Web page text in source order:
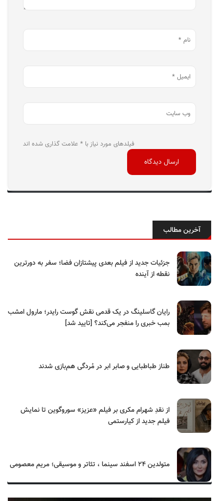
فیلدهای مورد نیاز با * علامت گذاری شده اند
آخرین مطالب
جزئیات جدید از فیلم بعدی پیشتازان فضا؛ سفر به دورترین
نقطه از آینده
رایان گاسلینگ در یک قدمی نقش گوست رایدر؛ مارول امشب
بمب خبری را منفجر می‌کند؟ [تایید شد]
طناز طباطبایی و صابر ابر در مُردگی هم‌بازی شدند
از نقدِ شهرام مکری بر فیلم «عزیز» سوروگوین تا نمایش
فیلم جدید از کیارستمی
متولدین ۲۴ اسفند سینما ، تئاتر و موسیقی؛ مریم معصومی